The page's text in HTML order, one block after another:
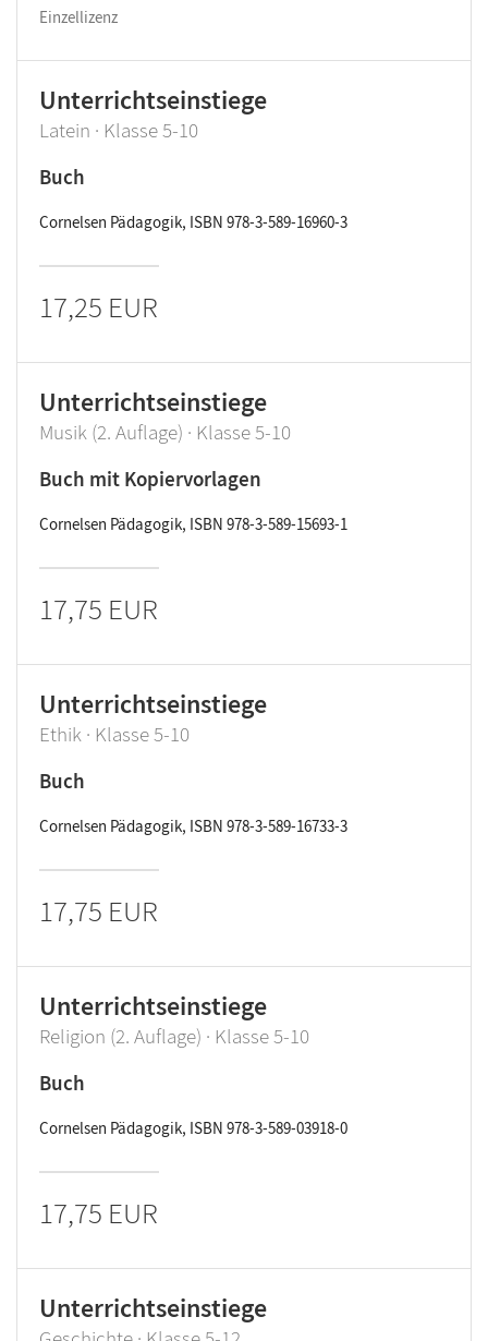
Einzellizenz
Unterrichtseinstiege
Latein · Klasse 5-10
Buch
Cornelsen Pädagogik, ISBN 978-3-589-16960-3
17,25 EUR
Unterrichtseinstiege
Musik (2. Auflage) · Klasse 5-10
Buch mit Kopiervorlagen
Cornelsen Pädagogik, ISBN 978-3-589-15693-1
17,75 EUR
Unterrichtseinstiege
Ethik · Klasse 5-10
Buch
Cornelsen Pädagogik, ISBN 978-3-589-16733-3
17,75 EUR
Unterrichtseinstiege
Religion (2. Auflage) · Klasse 5-10
Buch
Cornelsen Pädagogik, ISBN 978-3-589-03918-0
17,75 EUR
Unterrichtseinstiege